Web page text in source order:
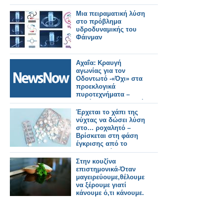
Μια πειραματική λύση
στο πρόβλημα
υδροδυναμικής του
Φάινμαν
Αχαΐα: Κραυγή
αγωνίας για τον
Οδοντωτό -«Όχι» στα
προεκλογικά
πυροτεχνήματα –
Απαίτηση για ασφαλή
λύση.
Έρχεται το χάπι της
νύχτας να δώσει λύση
στο… ροχαλητό –
Βρίσκεται στη φάση
έγκρισης από το
αμερικανικό FDA
Στην κουζίνα
επιστημονικά-Όταν
μαγειρεύουμε,θέλουμε
να ξέρουμε γιατί
κάνουμε ό,τι κάνουμε.